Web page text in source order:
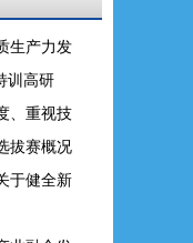
生产力发
训高研
、重视技
拔赛概况
于健全新